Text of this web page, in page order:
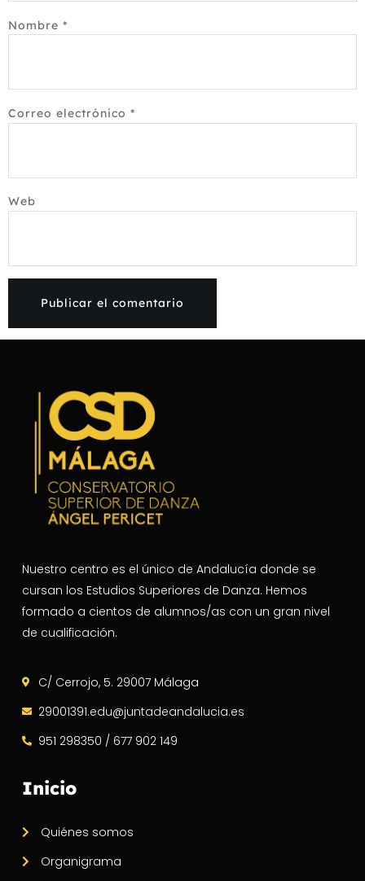
Nombre *
Correo electrónico *
Web
Nuestro centro es el único de Andalucía donde se
cursan los Estudios Superiores de Danza. Hemos
formado a cientos de alumnos/as con un gran nivel
de cualificación.
C/ Cerrojo, 5. 29007 Málaga
29001391.edu@juntadeandalucia.es
951 298350 / 677 902 149
Inicio
Quiénes somos
Organigrama